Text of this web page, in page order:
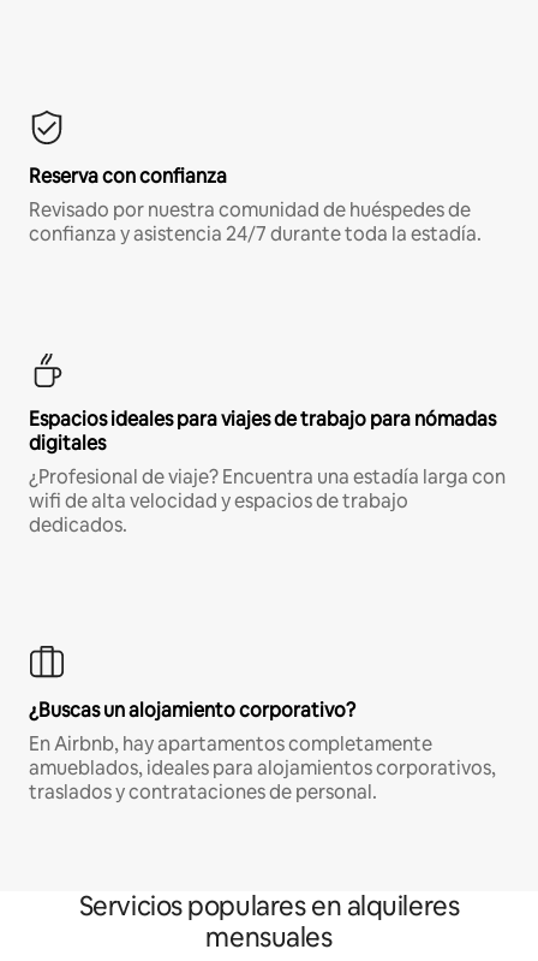
Reserva con confianza
Revisado por nuestra comunidad de huéspedes de
confianza y asistencia 24/7 durante toda la estadía.
Espacios ideales para viajes de trabajo para nómadas
digitales
¿Profesional de viaje? Encuentra una estadía larga con
wifi de alta velocidad y espacios de trabajo
dedicados.
¿Buscas un alojamiento corporativo?
En Airbnb, hay apartamentos completamente
amueblados, ideales para alojamientos corporativos,
traslados y contrataciones de personal.
Servicios populares en alquileres
mensuales